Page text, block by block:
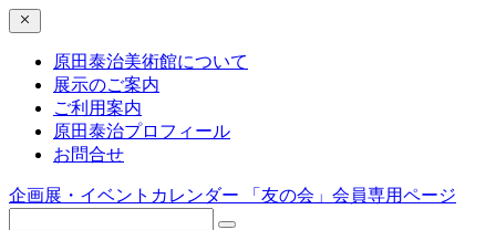
原田泰治美術館について
展示のご案内
ご利用案内
原田泰治プロフィール
お問合せ
企画展・イベントカレンダー 「友の会」会員専用ページ